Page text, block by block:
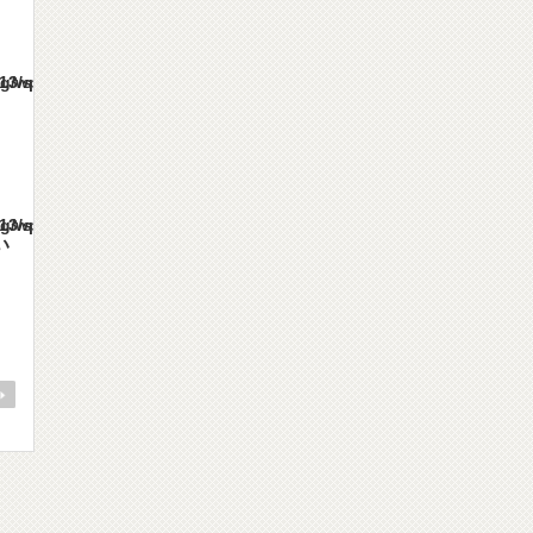
single.php
single.php